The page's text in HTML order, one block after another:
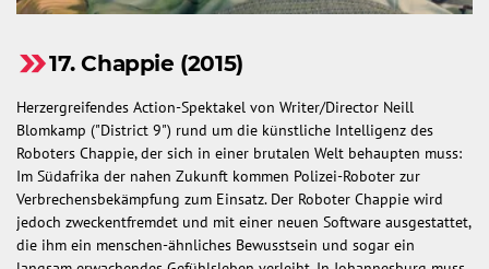
17. Chappie (2015)
Herzergreifendes Action-Spektakel von Writer/Director Neill
Blomkamp ("District 9") rund um die künstliche Intelligenz des
Roboters Chappie, der sich in einer brutalen Welt behaupten muss:
Im Südafrika der nahen Zukunft kommen Polizei-Roboter zur
Verbrechensbekämpfung zum Einsatz. Der Roboter Chappie wird
jedoch zweckentfremdet und mit einer neuen Software ausgestattet,
die ihm ein menschen-ähnliches Bewusstsein und sogar ein